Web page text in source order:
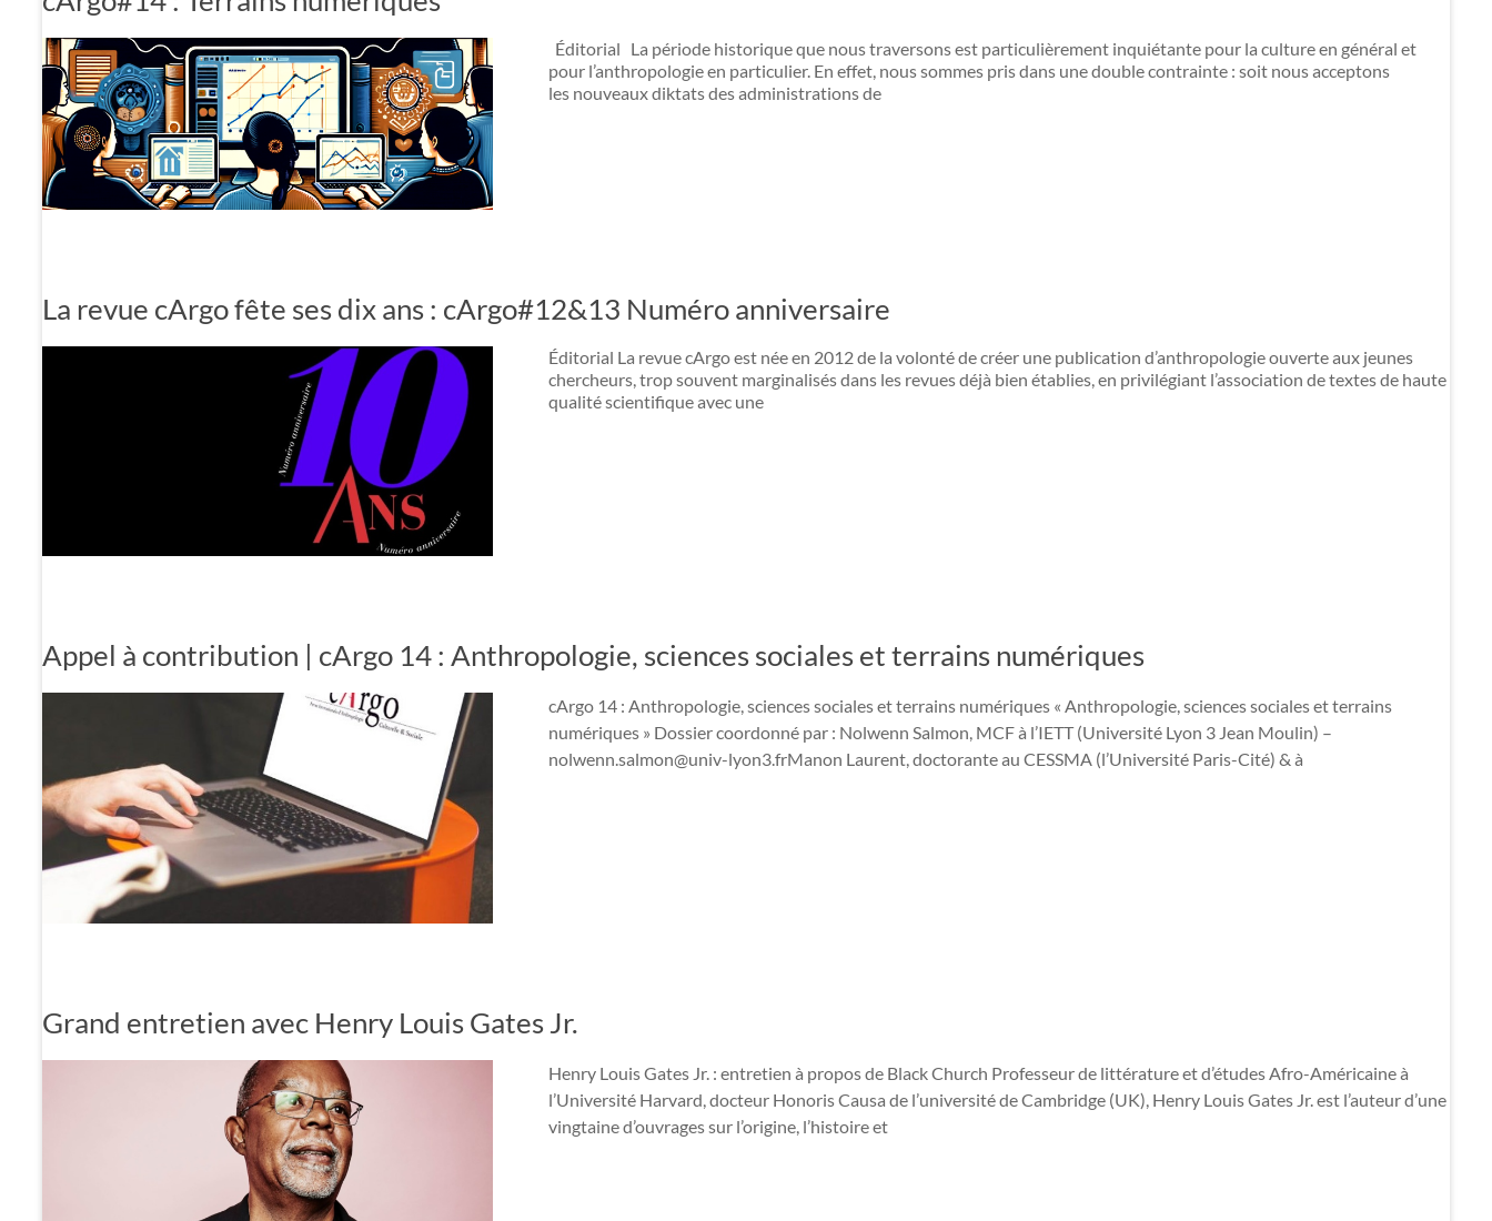
Éditorial La période historique que nous traversons est particulièrement inquiétante pour la culture en général et
pour l’anthropologie en particulier. En effet, nous sommes pris dans une double contrainte : soit nous acceptons
les nouveaux diktats des administrations de
La revue cArgo fête ses dix ans : cArgo#12&13 Numéro anniversaire
Éditorial La revue cArgo est née en 2012 de la volonté de créer une publication d’anthropologie ouverte aux jeunes
chercheurs, trop souvent marginalisés dans les revues déjà bien établies, en privilégiant l’association de textes de haute
qualité scientifique avec une
Appel à contribution | cArgo 14 : Anthropologie, sciences sociales et terrains numériques
cArgo 14 : Anthropologie, sciences sociales et terrains numériques « Anthropologie, sciences sociales et terrains
numériques » Dossier coordonné par : Nolwenn Salmon, MCF à l’IETT (Université Lyon 3 Jean Moulin) –
nolwenn.salmon@univ-lyon3.frManon Laurent, doctorante au CESSMA (l’Université Paris-Cité) & à
Grand entretien avec Henry Louis Gates Jr.
Henry Louis Gates Jr. : entretien à propos de Black Church Professeur de littérature et d’études Afro-Américaine à
l’Université Harvard, docteur Honoris Causa de l’université de Cambridge (UK), Henry Louis Gates Jr. est l’auteur d’une
vingtaine d’ouvrages sur l’origine, l’histoire et